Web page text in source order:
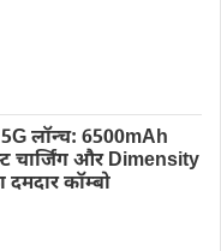
लॉन्च: 6500mAh
चार्जिंग और Dimensity
कॉम्बो